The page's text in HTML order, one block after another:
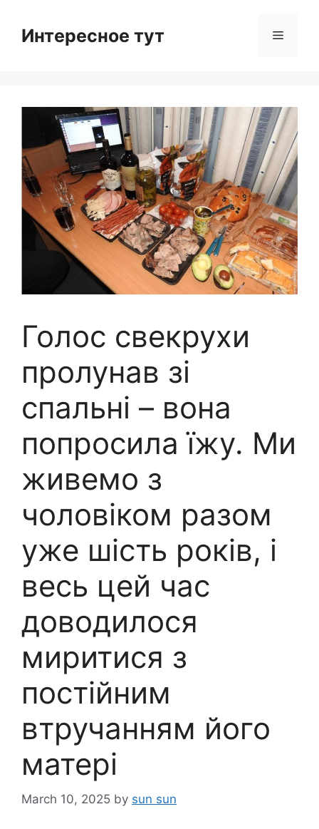
contentИнтересное тут Menu
Голос свекрухи
пролунав зі
спальні – вона
попросила їжу. Ми
живемо з
чоловіком разом
уже шість років, і
весь цей час
доводилося
миритися з
постійним
втручанням його
матері
March 10, 2025 by sun sun